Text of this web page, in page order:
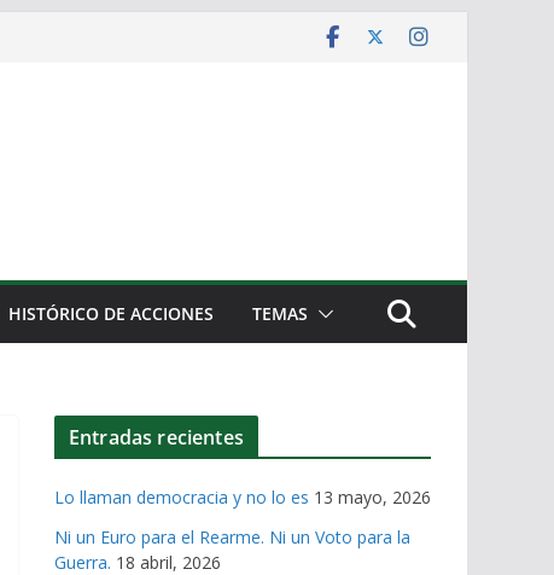
HISTÓRICO DE ACCIONES TEMAS
Entradas recientes
Lo llaman democracia y no lo es 13 mayo, 2026
Ni un Euro para el Rearme. Ni un Voto para la
Guerra. 18 abril, 2026